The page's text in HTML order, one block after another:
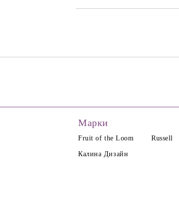
Марки
Fruit of the Loom Russell
Калина Дизайн